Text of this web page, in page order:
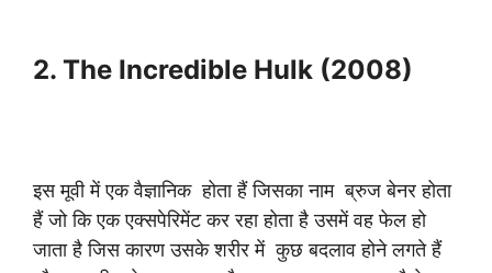
2. The Incredible Hulk (2008)
इस मूवी में एक वैज्ञानिक होता हैं जिसका नाम ब्रुज बेनर होता
हैं जो कि एक एक्सपेरिमेंट कर रहा होता है उसमें वह फेल हो
जाता है जिस कारण उसके शरीर में कुछ बदलाव होने लगते हैं